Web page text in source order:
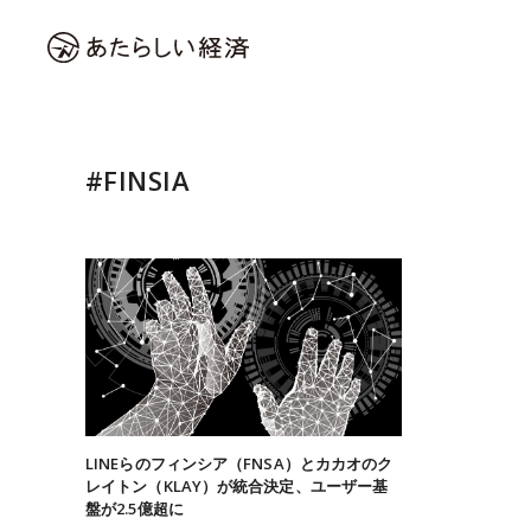
#FINSIA
LINEらのフィンシア（FNSA）とカカオのク
レイトン（KLAY）が統合決定、ユーザー基
盤が2.5億超に